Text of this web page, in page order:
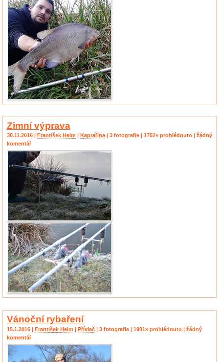
Zimní výprava
30.11.2016 | František Helm | Kaprařina | 3 fotografie | 1752× prohlédnuto | žádný
komentář
Vánoční rybaření
15.1.2016 | František Helm | Přívlač | 3 fotografie | 1901× prohlédnuto | žádný
komentář